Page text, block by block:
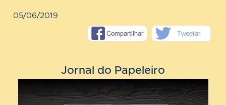
05/06/2019
Jornal do Papeleiro